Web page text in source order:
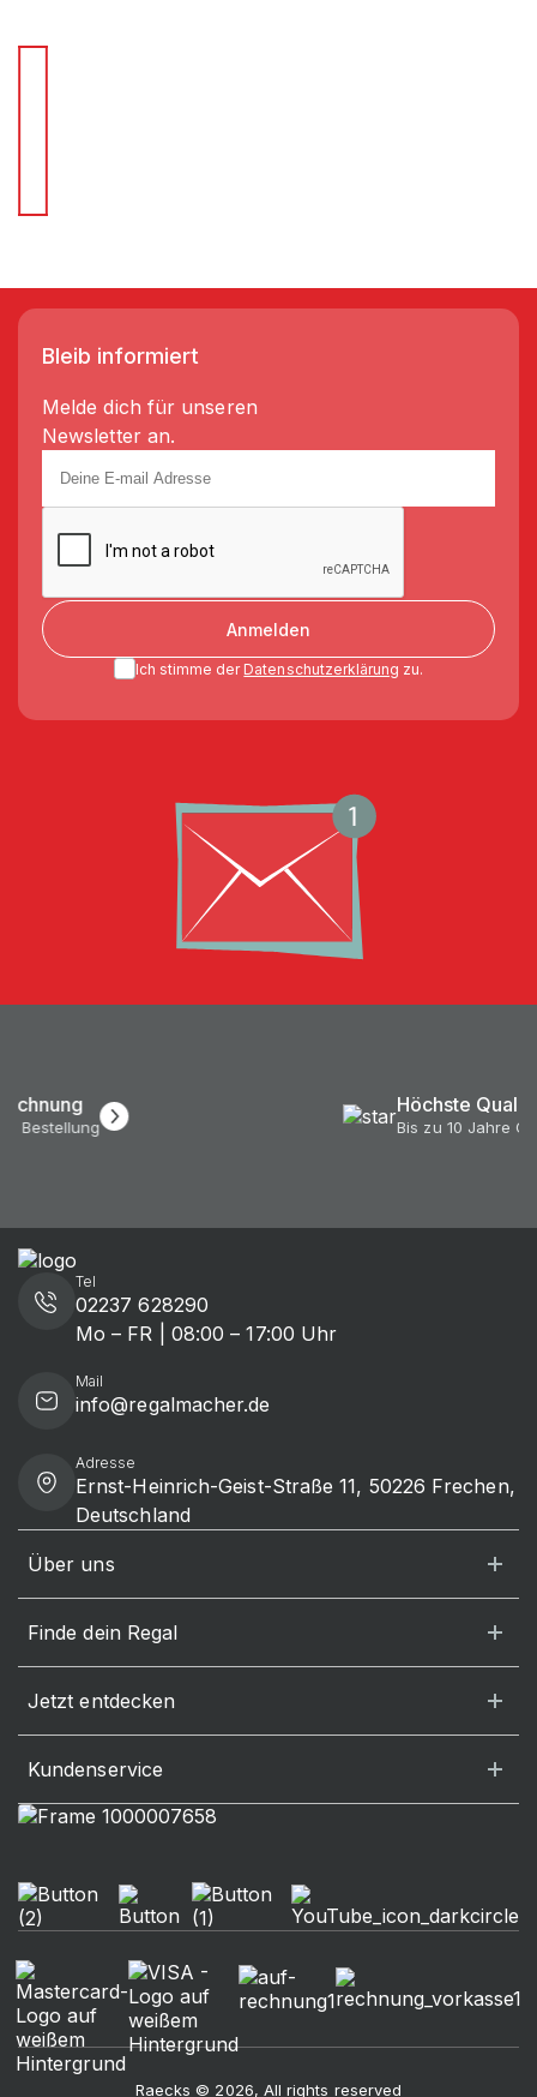
Bleib informiert
Melde dich für unseren
Newsletter an.
Anmelden
Ich stimme der Datenschutzerklärung zu.
Bis zu 10 Jahre Garantie*
Tel
02237 628290
Mo – FR | 08:00 – 17:00 Uhr
Mail
info@regalmacher.de
Adresse
Ernst-Heinrich-Geist-Straße 11, 50226 Frechen,
Deutschland
Über uns
Finde dein Regal
Jetzt entdecken
Kundenservice
Raecks © 2026, All rights reserved